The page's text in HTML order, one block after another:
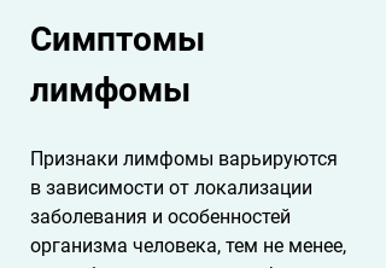
Симптомы
лимфомы
Признаки лимфомы варьируются
в зависимости от локализации
заболевания и особенностей
организма человека, тем не менее,